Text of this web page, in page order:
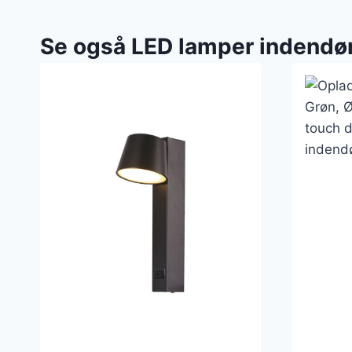
Se også LED lamper